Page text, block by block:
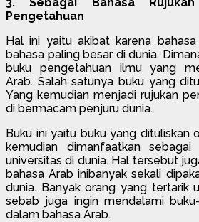
Pengetahuan
Hal ini yaitu akibat karena
bahasa paling besar di dunia.
buku pengetahuan ilmu yang
Arab. Salah satunya buku yang
Yang kemudian menjadi rujukan
di bermacam penjuru dunia.
Buku ini yaitu buku yang dituliskan
kemudian dimanfaatkan
universitas di dunia. Hal tersebut
bahasa Arab inibanyak sekali
dunia. Banyak orang yang tertarik
sebab juga ingin mendalami
dalam bahasa Arab.